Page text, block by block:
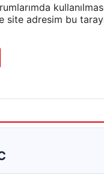
site adresim bu